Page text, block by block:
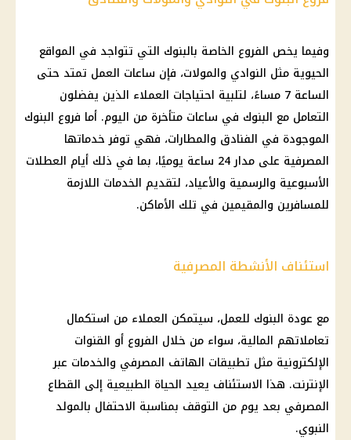
وفيما يخص الفروع الخاصة بالبنوك التي تتواجد في المواقع
الحيوية مثل النوادي والمولات، فإن ساعات العمل تمتد حتى
الساعة 7 مساءً، لتلبية احتياجات العملاء الذين يفضلون
التعامل مع البنوك في ساعات متأخرة من اليوم. أما فروع البنوك
الموجودة في الفنادق والمطارات، فهي توفر خدماتها
المصرفية على مدار 24 ساعة يوميًا، بما في ذلك أيام العطلات
الأسبوعية والرسمية والأعياد، لتقديم الخدمات اللازمة
للمسافرين والمقيمين في تلك الأماكن.
استئناف الأنشطة المصرفية
مع عودة البنوك للعمل، سيتمكن العملاء من استكمال
تعاملاتهم المالية، سواء من خلال الفروع أو القنوات
الإلكترونية مثل تطبيقات الهاتف المصرفي والخدمات عبر
الإنترنت. هذا الاستئناف يعيد الحياة الطبيعية إلى القطاع
المصرفي بعد يوم من التوقف بمناسبة الاحتفال بالمولد
النبوي.